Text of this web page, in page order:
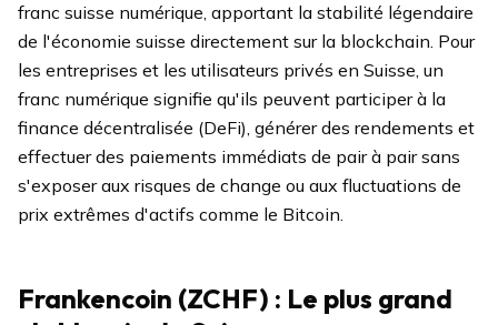
franc suisse numérique, apportant la stabilité légendaire
de l'économie suisse directement sur la blockchain. Pour
les entreprises et les utilisateurs privés en Suisse, un
franc numérique signifie qu'ils peuvent participer à la
finance décentralisée (DeFi), générer des rendements et
effectuer des paiements immédiats de pair à pair sans
s'exposer aux risques de change ou aux fluctuations de
prix extrêmes d'actifs comme le Bitcoin.
Frankencoin (ZCHF) : Le plus grand